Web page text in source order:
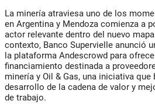
La minería atraviesa uno de los
en Argentina y Mendoza comienza a
actor relevante dentro del nuevo
contexto, Banco Supervielle anunció
la plataforma Andescrowd para
financiamiento destinada a
minería y Oil & Gas, una iniciativa que
desarrollo de la cadena de valor y
de trabajo.